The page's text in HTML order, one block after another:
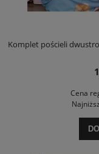
Komplet pościeli
Cena